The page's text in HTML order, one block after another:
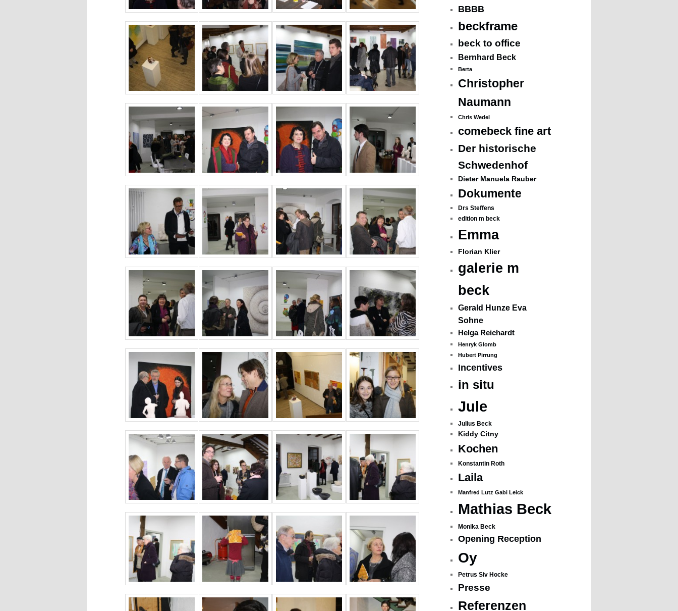
BBBB
beckframe
beck to office
Bernhard Beck
Berta
Christopher
Naumann
Chris Wedel
comebeck fine art
Der historische
Schwedenhof
Dieter Manuela Rauber
Dokumente
Drs Steffens
edition m beck
Emma
Florian Klier
galerie m
beck
Gerald Hunze Eva
Sohne
Helga Reichardt
Henryk Glomb
Hubert Pirrung
Incentives
in situ
Jule
Julius Beck
Kiddy Citny
Kochen
Konstantin Roth
Laila
Manfred Lutz Gabi Leick
Mathias Beck
Monika Beck
Opening Reception
Oy
Petrus Siv Hocke
Presse
Referenzen